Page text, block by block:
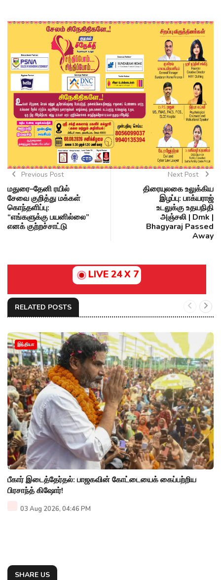
Previous Post
மதுரை–தேனி ரயில்
சேவை குறித்து மக்கள்
கொந்தளிப்பு:
“எங்களுக்கு பயனில்லை”
எனக் குற்றச்சாட்டு
Next Post
திரையுலகை உலுக்கிய
இழப்பு: பாக்யராஜ்
உடலுக்கு உதயநிதி
அஞ்சலி | Dmk |
Bhagyaraj Passed
Away
LIVE 24 X 7
RELATED POSTS
இந்தியா
பீகார் இடைத்தேர்தல்: பாஜகவின் கோட்டையைக் கைப்பற்றிய
பிரசாந்த் கிஷோர்!
03 Aug 2026, 04:46 PM
SHARE US